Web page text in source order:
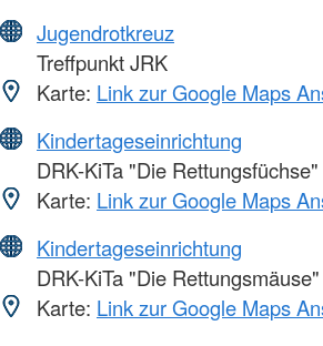
Jugendrotkreuz
Treffpunkt JRK
Karte: Link zur Google Maps
Kindertageseinrichtung
DRK-KiTa "Die Rettungsfüchse"
Karte: Link zur Google Maps
Kindertageseinrichtung
DRK-KiTa "Die Rettungsmäuse"
Karte: Link zur Google Maps